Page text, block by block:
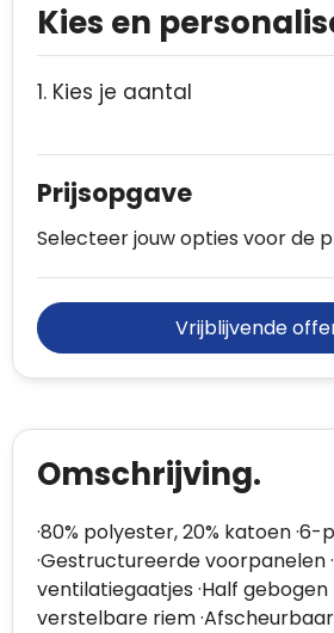
Kies en
1. Kies je aantal
Prijsopgave
Selecteer jouw opties voor de
Vrijblijvende
Omschrijving.
·80% polyester, 20% katoen
·Gestructureerde voorpanelen
ventilatiegaatjes ·Half gebogen
verstelbare riem